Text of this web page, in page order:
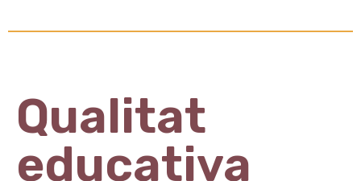
Qualitat
educativa